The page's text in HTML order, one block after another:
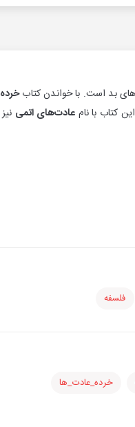
بد است. با خواندن کتابخرده
کتاب با نام عادت‌های اتمی نیز
فلسفه
خرده_عادت_ها